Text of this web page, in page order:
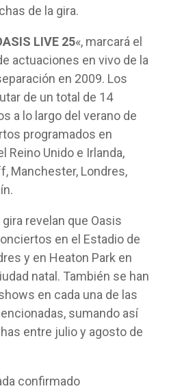
de la gira.
LIVE 25«, marcará el
actuaciones en vivo de la
en 2009. Los
de un total de 14
a lo largo del verano de
programados en
Reino Unido e Irlanda,
Manchester, Londres,
revelan que Oasis
en el Estadio de
y en Heaton Park en
natal. También se han
en cada una de las
sumando así
entre julio y agosto de
confirmado